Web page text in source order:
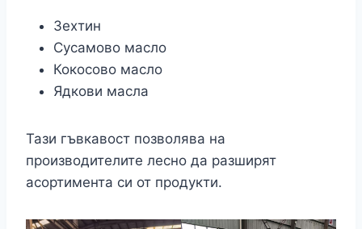
Зехтин
Сусамово масло
Кокосово масло
Ядкови масла
Тази гъвкавост позволява на
производителите лесно да разширят
асортимента си от продукти.